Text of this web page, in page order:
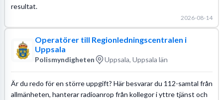
resultat.
2026-08-14
Operatörer till Regionledningscentralen i
Uppsala
Polismyndigheten Uppsala, Uppsala län
Är du redo för en större uppgift? Här besvarar du 112-samtal från
allmänheten, hanterar radioanrop från kollegor i yttre tjänst och